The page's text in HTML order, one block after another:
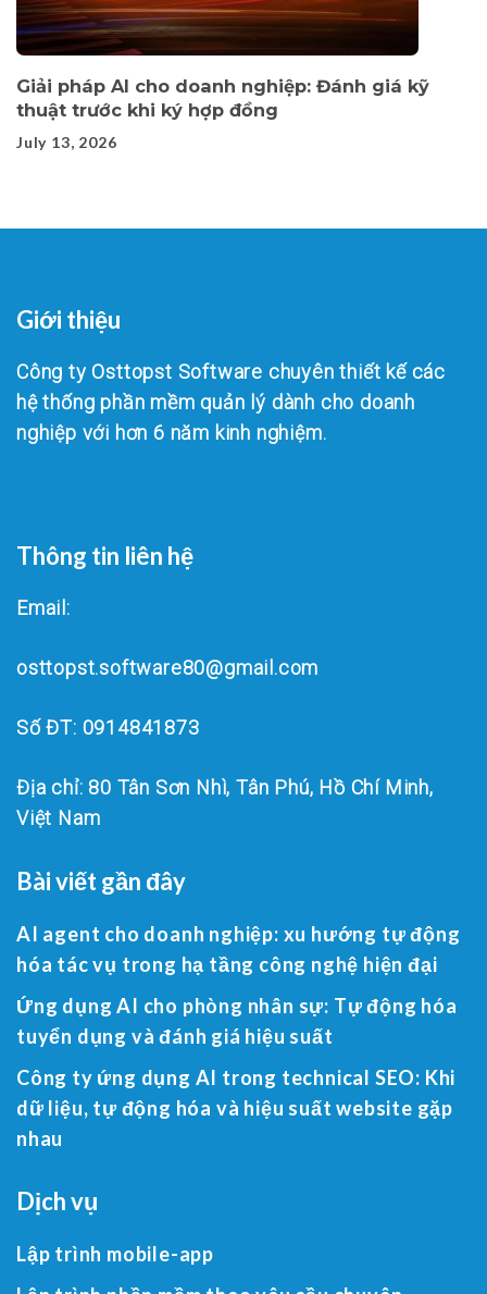
Giải pháp AI cho doanh nghiệp: Đánh giá kỹ
thuật trước khi ký hợp đồng
July 13, 2026
Giới thiệu
Công ty Osttopst Software chuyên thiết kế các
hệ thống phần mềm quản lý dành cho doanh
nghiệp với hơn 6 năm kinh nghiệm.
Thông tin liên hệ
Email:
osttopst.software80@gmail.com
Số ĐT: 0914841873
Địa chỉ: 80 Tân Sơn Nhì, Tân Phú, Hồ Chí Minh,
Việt Nam
Bài viết gần đây
AI agent cho doanh nghiệp: xu hướng tự động
hóa tác vụ trong hạ tầng công nghệ hiện đại
Ứng dụng AI cho phòng nhân sự: Tự động hóa
tuyển dụng và đánh giá hiệu suất
Công ty ứng dụng AI trong technical SEO: Khi
dữ liệu, tự động hóa và hiệu suất website gặp
nhau
Dịch vụ
Lập trình mobile-app